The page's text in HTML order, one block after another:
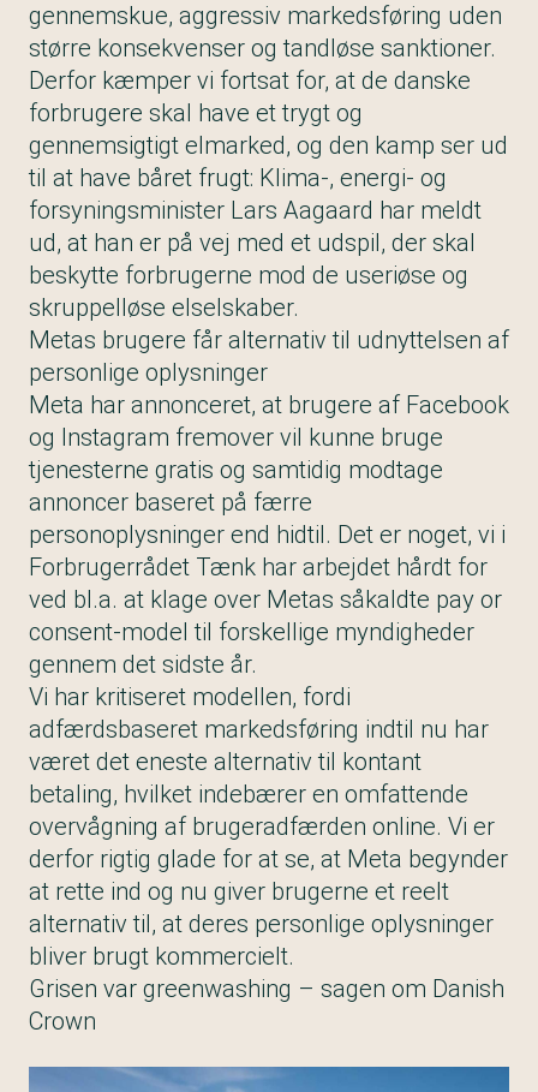
gennemskue, aggressiv markedsføring uden
større konsekvenser og tandløse sanktioner.
Derfor kæmper vi fortsat for, at de danske
forbrugere skal have et trygt og
gennemsigtigt elmarked, og den kamp ser ud
til at have båret frugt: Klima-, energi- og
forsyningsminister Lars Aagaard har meldt
ud, at han er på vej med et udspil, der skal
beskytte forbrugerne mod de useriøse og
skruppelløse elselskaber.
Metas brugere får alternativ til udnyttelsen af
personlige oplysninger
Meta har annonceret, at brugere af Facebook
og Instagram fremover vil kunne bruge
tjenesterne gratis og samtidig modtage
annoncer baseret på færre
personoplysninger end hidtil. Det er noget, vi i
Forbrugerrådet Tænk har arbejdet hårdt for
ved bl.a. at klage over Metas såkaldte pay or
consent-model til forskellige myndigheder
gennem det sidste år.
Vi har kritiseret modellen, fordi
adfærdsbaseret markedsføring indtil nu har
været det eneste alternativ til kontant
betaling, hvilket indebærer en omfattende
overvågning af brugeradfærden online. Vi er
derfor rigtig glade for at se, at Meta begynder
at rette ind og nu giver brugerne et reelt
alternativ til, at deres personlige oplysninger
bliver brugt kommercielt.
Grisen var greenwashing – sagen om Danish
Crown